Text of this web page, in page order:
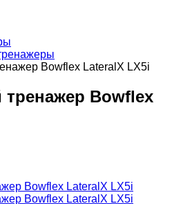
Bowflex LateralX LX5i
Bowflex